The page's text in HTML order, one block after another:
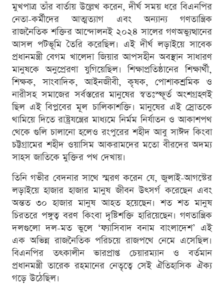
মুখপাত্র তাঁর বার্তায় উল্লেখ করেন, দীর্ঘ সময় ধরে বিএনপির
নেতা-কর্মীদের আত্মত্যাগ এবং অন্যান্য গণতান্ত্রিক
রাজনৈতিক শক্তির আন্দোলনই ২০২৪ সালের গণঅভ্যুত্থানের
আসল পটভূমি তৈরি করেছিল। এই দীর্ঘ লড়াইয়ে সাবেক
প্রধানমন্ত্রী বেগম খালেদা জিয়ার আপসহীন অবস্থান সাধারণ
মানুষকে অনুপ্রেরণা যুগিয়েছিল। শিক্ষাপ্রতিষ্ঠানের শিক্ষার্থী,
শিক্ষক, সাংবাদিক, আইনজীবী, কৃষক, পোশাকশ্রমিক ও
নারীসহ সমাজের সর্বস্তরের মানুষের স্বতঃস্ফূর্ত অংশগ্রহণই
ছিল এই বিপ্লবের মূল চালিকাশক্তি। মানুষের এই স্রোতকে
থামিয়ে দিতে রাষ্ট্রযন্ত্রের মাধ্যমে নির্মম নির্যাতন ও আকাশপথ
থেকে গুলি চালানো হলেও রংপুরের শহীদ আবু সাঈদ কিংবা
চট্টগ্রামের শহীদ ওয়াসিম আকরামদের মতো বীরদের অদম্য
সাহস জাতিকে মুক্তির পথ দেখায়।
তিনি গভীর বেদনার সাথে স্মরণ করেন যে, জুলাই-আগস্টের
লড়াইয়ে হাজার হাজার মানুষ জীবন উৎসর্গ করেছেন এবং
অন্তত ৩০ হাজার মানুষ আহত হয়েছেন। শত শত মানুষ
চিরতরে পঙ্গুত্ব বরণ কিংবা দৃষ্টিশক্তি হারিয়েছেন। গণতান্ত্রিক
দলগুলো দল-মত ভুলে ‘ফ্যাসিবাদ বনাম বাংলাদেশ’ এই
এক অভিন্ন রাজনৈতিক পরিচয়ে রাজপথে নেমে এসেছিল।
বিএনপির তৎকালীন ভারপ্রাপ্ত চেয়ারম্যান ও বর্তমান
প্রধানমন্ত্রী তারেক রহমানের নেতৃত্বে সেই ঐতিহাসিক ঐক্য
গড়ে উঠেছিল।